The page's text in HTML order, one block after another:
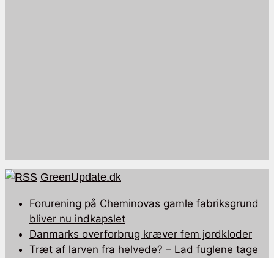
GreenUpdate.dk
Forurening på Cheminovas gamle fabriksgrund
bliver nu indkapslet
Danmarks overforbrug kræver fem jordkloder
Træt af larven fra helvede? – Lad fuglene tage